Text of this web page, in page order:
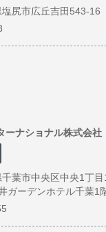
尻市広丘吉田543-16
ーナショナル株式会社
葉市中央区中央1丁
ガーデンホテル千葉1